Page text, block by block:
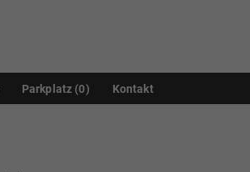
Parkplatz (0) Kontakt